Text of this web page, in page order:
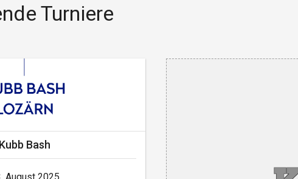
Turniere
Kubb Bash
August 2025